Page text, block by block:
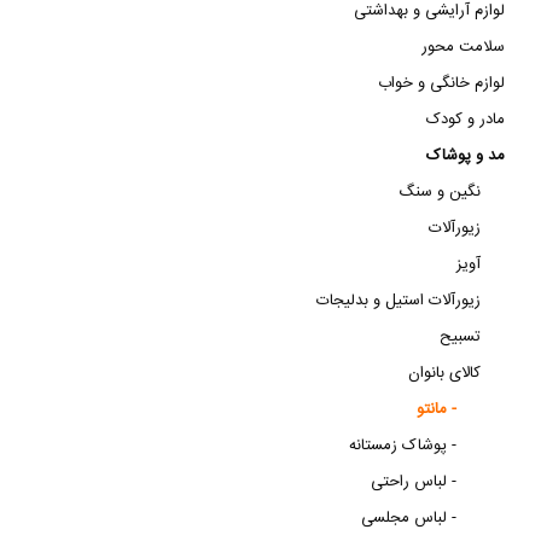
لوازم آرایشی و بهداشتی
سلامت محور
لوازم خانگی و خواب
مادر و کودک
مد و پوشاک
نگین و سنگ
زیورآلات
آویز
زیورآلات استیل و بدلیجات
تسبیح
کالای بانوان
مانتو -
پوشاک زمستانه -
لباس راحتی -
لباس مجلسی -